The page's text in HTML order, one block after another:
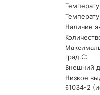
Наличие
град.C:
Внешний
Низкое
61034-2